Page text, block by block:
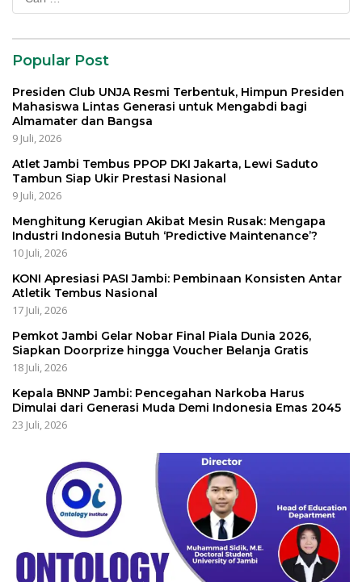
untuk:
Popular Post
Presiden Club UNJA Resmi Terbentuk, Himpun Presiden
Mahasiswa Lintas Generasi untuk Mengabdi bagi
Almamater dan Bangsa
9 Juli, 2026
Atlet Jambi Tembus PPOP DKI Jakarta, Lewi Saduto
Tambun Siap Ukir Prestasi Nasional
9 Juli, 2026
Menghitung Kerugian Akibat Mesin Rusak: Mengapa
Industri Indonesia Butuh ‘Predictive Maintenance’?
10 Juli, 2026
KONI Apresiasi PASI Jambi: Pembinaan Konsisten Antar
Atletik Tembus Nasional
17 Juli, 2026
Pemkot Jambi Gelar Nobar Final Piala Dunia 2026,
Siapkan Doorprize hingga Voucher Belanja Gratis
18 Juli, 2026
Kepala BNNP Jambi: Pencegahan Narkoba Harus
Dimulai dari Generasi Muda Demi Indonesia Emas 2045
23 Juli, 2026